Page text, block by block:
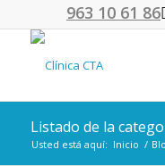
963 10 61 86
Listado de la
Usted está aquí: Inicio /